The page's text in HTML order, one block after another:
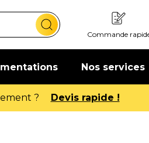
Commande
Nos services
20€ offerts ! En savoir plus